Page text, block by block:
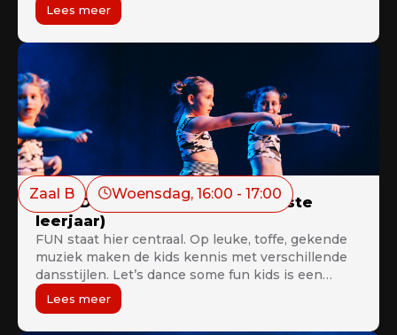
Lees meer
Zaal B Woensdag, 16:00 - 17:00
Let’s Dance Some Fun Kids A (1ste
leerjaar)
FUN staat hier centraal. Op leuke, toffe, gekende
muziek maken de kids kennis met verschillende
dansstijlen. Let’s dance some fun kids is een
ideale voorbereiding op het verdere lesaanbod.
Lees meer